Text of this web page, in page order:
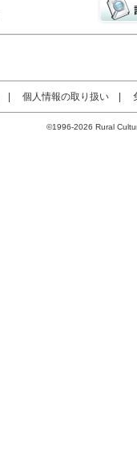
個人情報の取り扱い
©1996-2026 Rural